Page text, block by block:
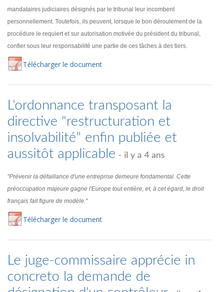
mandataires judiciaires désignés par le tribunal leur incombent
personnellement. Toutefois, ils peuvent, lorsque le bon déroulement de la
procédure le requiert et sur autorisation motivée du président du tribunal,
confier sous leur responsabilité une partie de ces tâches à des tiers.
Télécharger le document
L'ordonnance transposant la
directive "restructuration et
insolvabilité" enfin publiée et
aussitôt applicable - il y a 4 ans
"Prévenir la défaillance d'une entreprise demeure fondamental. Cette
préoccupation majeure gagne l'Europe tout entière, et, à cet égard, le droit
français fait figure de modèle."
Télécharger le document
Le juge-commissaire apprécie in
concreto la demande de